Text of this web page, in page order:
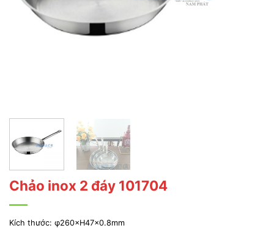
Chảo inox 2 đáy 101704
Kích thước: φ260×H47x0.8mm